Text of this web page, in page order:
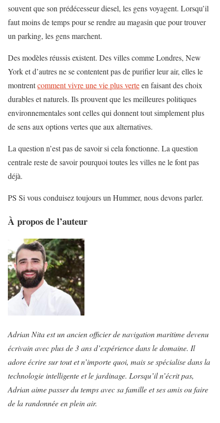
souvent que son prédécesseur diesel, les gens voyagent. Lorsqu’il
faut moins de temps pour se rendre au magasin que pour trouver
un parking, les gens marchent.
Des modèles réussis existent. Des villes comme Londres, New
York et d’autres ne se contentent pas de purifier leur air, elles le
montrentcomment vivre une vie plus verteen faisant des choix
durables et naturels. Ils prouvent que les meilleures politiques
environnementales sont celles qui donnent tout simplement plus
de sens aux options vertes que aux alternatives.
La question n’est pas de savoir si cela fonctionne. La question
centrale reste de savoir pourquoi toutes les villes ne le font pas
déjà.
PS Si vous conduisez toujours un Hummer, nous devons parler.
À propos de l’auteur
Adrian Nita est un ancien officier de navigation maritime devenu
écrivain avec plus de 3 ans d’expérience dans le domaine. Il
adore écrire sur tout et n’importe quoi, mais se spécialise dans la
technologie intelligente et le jardinage. Lorsqu’il n’écrit pas,
Adrian aime passer du temps avec sa famille et ses amis ou faire
de la randonnée en plein air.